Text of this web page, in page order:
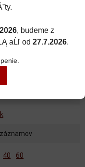
kusov
40 60
, budeme z
aĹľ od 27.7.2026.